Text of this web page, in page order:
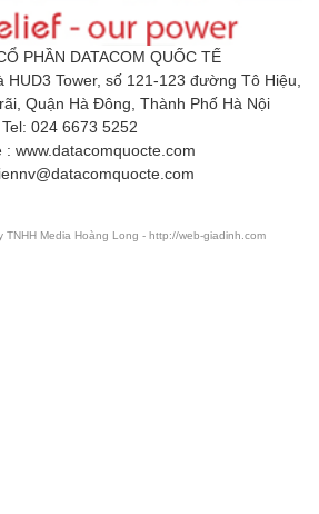
PHẦN DATACOM QUỐC TẾ
Tower, số 121-123 đường Tô Hiệu,
Quận Hà Đông, Thành Phố Hà Nội
Tel: 024 6673 5252
: www.datacomquocte.com
TNHH Media Hoàng Long - http://web-giadinh.com